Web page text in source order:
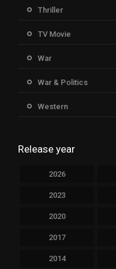
Thriller
TV Movie
War
War & Politics
Western
Release year
2026
2023
2020
2017
2014